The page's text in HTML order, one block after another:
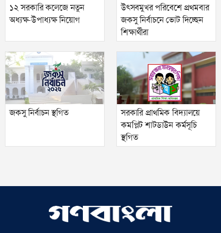
১২ সরকারি কলেজে নতুন
অধ্যক্ষ-উপাধ্যক্ষ নিয়োগ
উৎসবমুখর পরিবেশে প্রথমবার
জকসু নির্বাচনে ভোট দিচ্ছেন
শিক্ষার্থীরা
জকসু নির্বাচন স্থগিত
সরকারি প্রাথমিক বিদ্যালয়ে
কমপ্লিট শাটডাউন কর্মসূচি
স্থগিত